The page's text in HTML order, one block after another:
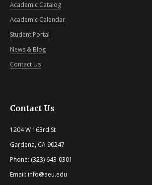
Academic Catalog
Academic Calendar
Student Portal
News & Blog
Contact Us
Contact Us
1204 W 163rd St
Gardena, CA 90247
Phone: (323) 643-0301
Email: info@aeu.edu